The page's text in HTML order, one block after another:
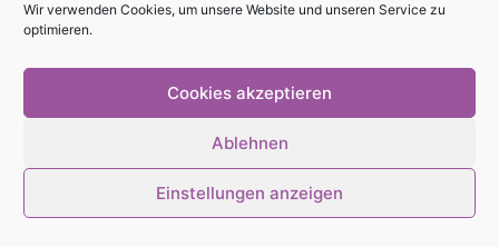
Wir verwenden Cookies, um unsere Website und unseren Service zu
optimieren.
Cookies akzeptieren
Ablehnen
Einstellungen anzeigen